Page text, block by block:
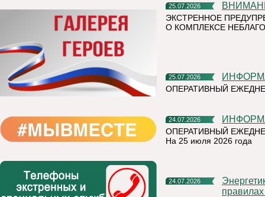
25.07.2026
ЭКСТРЕННОЕ
О КОМПЛЕКСЕ
25.07.2026
ОПЕРАТИВНЫЙ
24.07.2026
ОПЕРАТИВНЫЙ
На 25 июля 2026 года
24.07.2026
Энергетики «Россети Северо-Запад» напоминают о строгих